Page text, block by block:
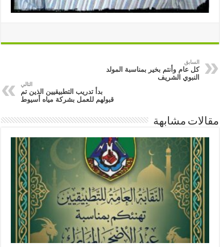
السابق
كل عام وأنتم بخير بمناسبة المولد
النبوي الشريف
التالي
بدأ تدريب التطبيقيين الذين تم
قبولهم للعمل بشركة مياه أسيوط
مقالات مشابهة